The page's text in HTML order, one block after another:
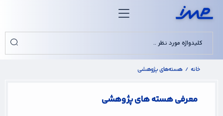
خانه / هسته‌های پژوهشی
معرفی هسته های پژوهشی